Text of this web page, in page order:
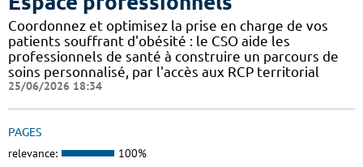
Coordonnez et optimisez la prise en charge de vos
patients souffrant d'obésité : le CSO aide les
professionnels de santé à construire un parcours de
soins personnalisé, par l'accès aux RCP territorial
25/06/2026 18:34
PAGES
relevance: 100%